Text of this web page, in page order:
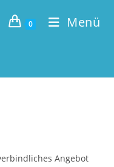
0 Menü
Angebot